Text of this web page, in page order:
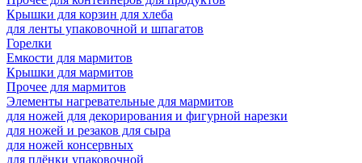
Крышки для корзин для хлеба
для ленты упаковочной и шпагатов
Горелки
Емкости для мармитов
Крышки для мармитов
Прочее для мармитов
Элементы нагревательные для мармитов
для ножей для декорирования и фигурной нарезки
для ножей и резаков для сыра
для ножей консервных
для плёнки упаковочной